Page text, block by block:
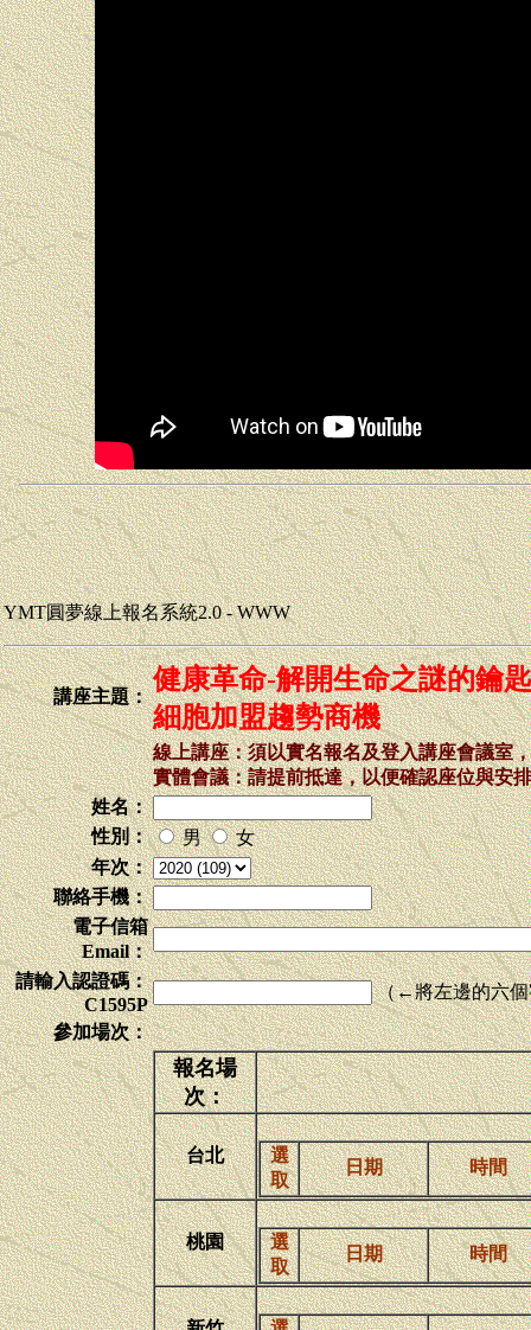
YMT圓夢線上報名系統2.0 - WWW
講座主題：
健康革命-解開生命之謎的鑰
細胞加盟趨勢商機
線上講座：須以實名報名及登入講座會議室
實體會議：請提前抵達，以便確認座位與安
姓名：
性別：
男
女
年次：
聯絡手機：
電子信箱
Email：
請輸入認證碼：
C1595P
（←將左邊的六個
參加場次：
報名場
次：
台北
選
取
日期 時間
桃園
選
取
日期 時間